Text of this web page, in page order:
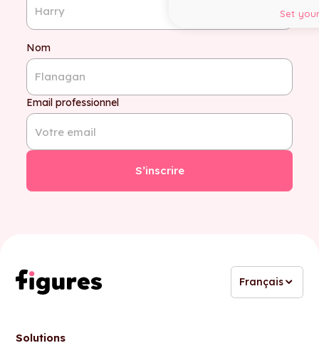
Nom
Email professionnel
Français
Solutions
Set